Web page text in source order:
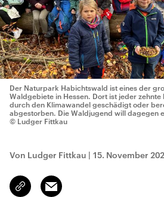
Der Naturpark Habichtswald ist eines der
Waldgebiete in Hessen. Dort ist jeder zehnte
durch den Klimawandel geschädigt oder
abgestorben. Die Waldjugend will dagegen
© Ludger Fittkau
Von Ludger Fittkau | 15. November
Link
kopieren/teilen
Email